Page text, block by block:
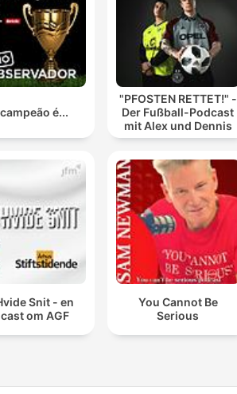
é...
"PFOSTEN RETTET!" -
Der Fußball-Podcast
mit Alex und Dennis
Snit - en
om AGF
You Cannot Be
Serious